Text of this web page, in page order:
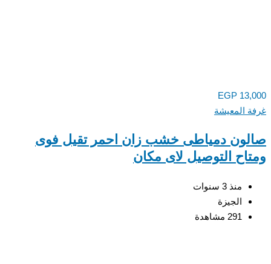
EGP
المعيشة
دمياطى خشب زان احمر تقيل فوى
التوصيل لاى مكان
منذ 3 سنوات
الجيزة
291 مشاهدة